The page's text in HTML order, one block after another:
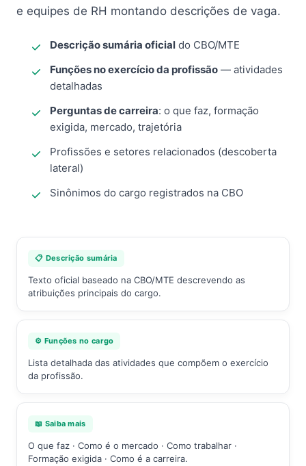
e equipes de RH montando descrições de vaga.
Descrição sumária oficial do CBO/MTE
Funções no exercício da profissão — atividades
detalhadas
Perguntas de carreira: o que faz, formação
exigida, mercado, trajetória
Profissões e setores relacionados (descoberta
lateral)
Sinônimos do cargo registrados na CBO
📋 Descrição sumária
Texto oficial baseado na CBO/MTE descrevendo as
atribuições principais do cargo.
⚙️ Funções no cargo
Lista detalhada das atividades que compõem o exercício
da profissão.
📖 Saiba mais
O que faz · Como é o mercado · Como trabalhar ·
Formação exigida · Como é a carreira.